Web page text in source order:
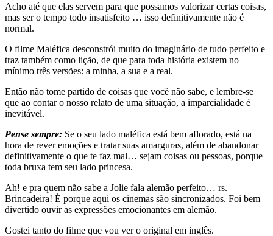
Acho até que elas servem para que possamos valorizar certas coisas,
mas ser o tempo todo insatisfeito … isso definitivamente não é
normal.
O filme Maléfica desconstrói muito do imaginário de tudo perfeito e
traz também como lição, de que para toda história existem no
mínimo três versões: a minha, a sua e a real.
Então não tome partido de coisas que você não sabe, e lembre-se
que ao contar o nosso relato de uma situação, a imparcialidade é
inevitável.
Pense sempre: Se o seu lado maléfica está bem aflorado, está na
hora de rever emoções e tratar suas amarguras, além de abandonar
definitivamente o que te faz mal… sejam coisas ou pessoas, porque
toda bruxa tem seu lado princesa.
Ah! e pra quem não sabe a Jolie fala alemão perfeito… rs.
Brincadeira! É porque aqui os cinemas são sincronizados. Foi bem
divertido ouvir as expressões emocionantes em alemão.
Gostei tanto do filme que vou ver o original em inglês.